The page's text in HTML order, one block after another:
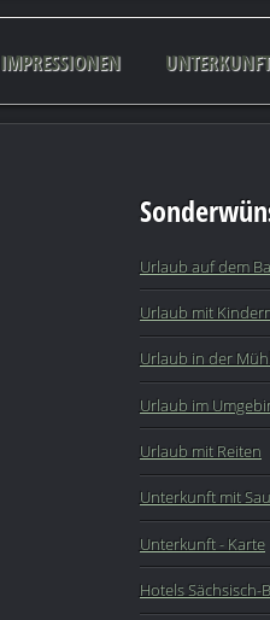
IMPRESSIONEN
Urlaub auf dem
Urlaub mit
Urlaub in der
Urlaub im
Urlaub mit Reiten
Unterkunft mit
Unterkunft - Karte
Hotels Sächsisch-